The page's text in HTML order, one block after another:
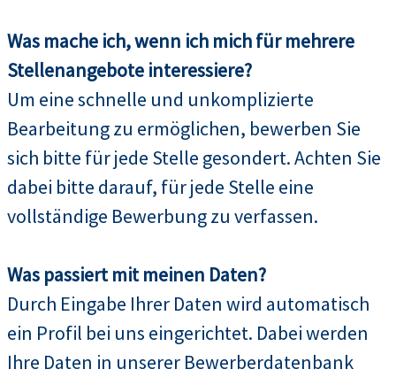
Was mache ich, wenn ich mich für mehrere
Stellenangebote interessiere?
Um eine schnelle und unkomplizierte
Bearbeitung zu ermöglichen, bewerben Sie
sich bitte für jede Stelle gesondert. Achten Sie
dabei bitte darauf, für jede Stelle eine
vollständige Bewerbung zu verfassen.
Was passiert mit meinen Daten?
Durch Eingabe Ihrer Daten wird automatisch
ein Profil bei uns eingerichtet. Dabei werden
Ihre Daten in unserer Bewerberdatenbank